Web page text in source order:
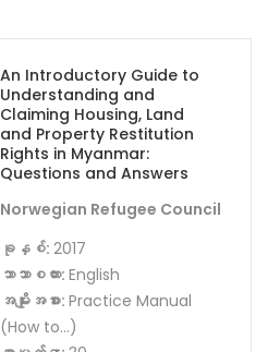
An Introductory Guide to
Understanding and
Claiming Housing, Land
and Property Restitution
Questions and Answers
Norwegian Refugee Council
ခုနှစ်:
ဘာသာစကား:
English
အမျိုးအစား:
Practice Manual